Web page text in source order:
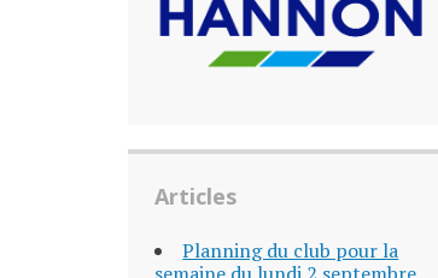
Articles
Planning du club pour la